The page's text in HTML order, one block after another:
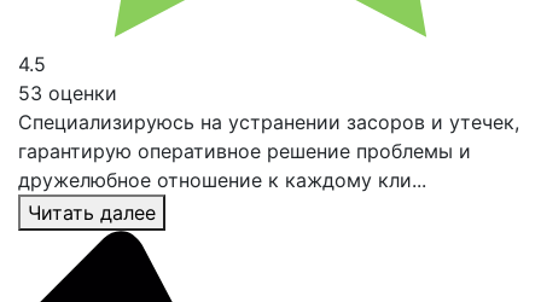
4.5
53 оценки
Специализируюсь на устранении засоров и утечек,
гарантирую оперативное решение проблемы и
дружелюбное отношение к каждому кли...
Читать далее